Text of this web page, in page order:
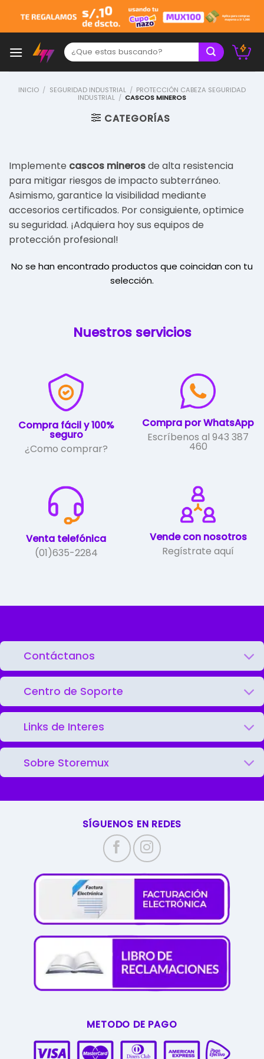
content
Buscar:
INICIO / SEGURIDAD INDUSTRIAL / PROTECCIÓN CABEZA SEGURIDAD
INDUSTRIAL / CASCOS MINEROS
CATEGORÍAS
Implemente cascos minerosde alta resistencia
para mitigar riesgos de impacto subterráneo.
Asimismo, garantice la visibilidad mediante
accesorios certificados. Por consiguiente, optimice
su seguridad. ¡Adquiera hoy sus equipos de
protección profesional!
No se han encontrado productos que coincidan con tu
selección.
Nuestros servicios
Compra fácil y 100%
seguro
¿Como comprar?
Compra por WhatsApp
Escríbenos al 943 387
460
Venta telefónica
(01)635-2284
Vende con nosotros
Regístrate aquí
Contáctanos
Centro de Soporte
Links de Interes
Sobre Storemux
SÍGUENOS EN REDES
METODO DE PAGO